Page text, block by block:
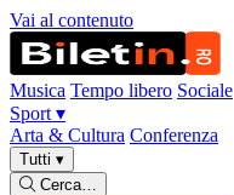
Vai al contenuto
Musica Tempo libero Sociale
Sport ▾
Arta & Cultura Conferenza
Tutti ▾
Cerca…